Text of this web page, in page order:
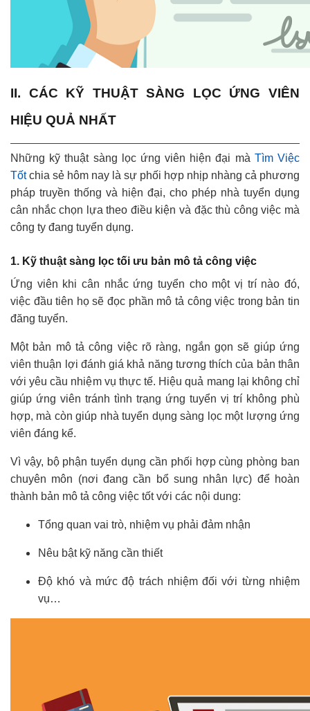
II. CÁC KỸ THUẬT SÀNG LỌC ỨNG VIÊN
HIỆU QUẢ NHẤT
Những kỹ thuật sàng lọc ứng viên hiện đại mà Tìm Việc
Tốtchia sẻ hôm nay là sự phối hợp nhịp nhàng cả phương
pháp truyền thống và hiện đại, cho phép nhà tuyển dụng
cân nhắc chọn lựa theo điều kiện và đặc thù công việc mà
công ty đang tuyển dụng.
1. Kỹ thuật sàng lọc tối ưu bản mô tả công việc
Ứng viên khi cân nhắc ứng tuyển cho một vị trí nào đó,
việc đầu tiên họ sẽ đọc phần mô tả công việc trong bản tin
đăng tuyển.
Một bản mô tả công việc rõ ràng, ngắn gọn sẽ giúp ứng
viên thuận lợi đánh giá khả năng tương thích của bản thân
với yêu cầu nhiệm vụ thực tế. Hiệu quả mang lại không chỉ
giúp ứng viên tránh tình trạng ứng tuyển vị trí không phù
hợp, mà còn giúp nhà tuyển dụng sàng lọc một lượng ứng
viên đáng kể.
Vì vậy, bộ phận tuyển dụng cần phối hợp cùng phòng ban
chuyên môn (nơi đang cần bổ sung nhân lực) để hoàn
thành bản mô tả công việc tốt với các nội dung:
Tổng quan vai trò, nhiệm vụ phải đảm nhận
Nêu bật kỹ năng cần thiết
Độ khó và mức độ trách nhiệm đối với từng nhiệm
vụ…